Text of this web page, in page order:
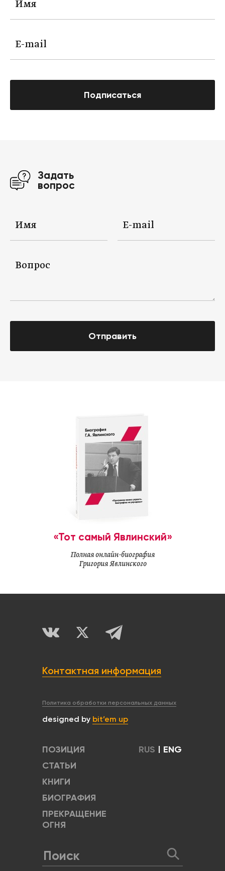
Подписаться
Задать
вопрос
Отправить
«Тот самый Явлинский»
Полная онлайн-биография
Григория Явлинского
Контактная информация
Политика обработки персональных данных
designed by bit’em up
ПОЗИЦИЯ
СТАТЬИ
КНИГИ
БИОГРАФИЯ
ПРЕКРАЩЕНИЕ
ОГНЯ
RUS | ENG